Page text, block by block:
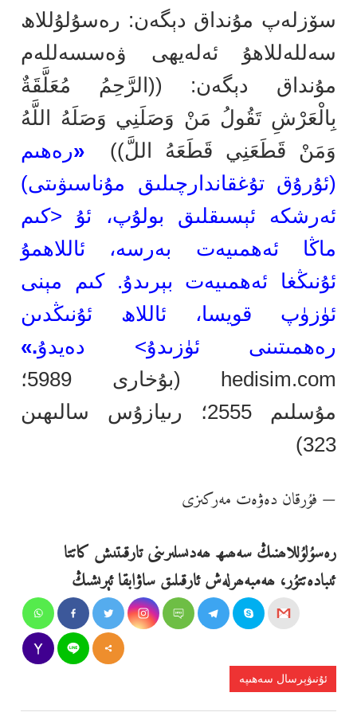
سۆزلەپ مۇنداق دېگەن: رەسۇلۇللاھ
سەللەللاھۇ ئەلەيھى ۋەسسەللەم
مۇنداق دېگەن: ((الرَّحِمُ مُعَلَّقَةٌ
بِالْعَرْشِ تَقُولُ مَنْ وَصَلَنِي وَصَلَهُ اللَّهُ
وَمَنْ قَطَعَنِي قَطَعَهُ اللَّ))
«رەھىم
(ئۇرۇق تۇغقاندارچىلىق مۇناسىۋىتى)
ئەرشكە ئېسىقلىق بولۇپ، ئۇ <كىم
ماڭا ئەھمىيەت بەرسە، ئاللاھمۇ
ئۇنىڭغا ئەھمىيەت بېرىدۇ. كىم مېنى
ئۈزۈپ قويسا، ئاللاھ ئۇنىڭدىن
رەھمىتىنى ئۈزىدۇ> دەيدۇ.»
hedisim.com (بۇخارى 5989؛
مۇسلىم 2555؛ رىيازۇس سالىھىن
323)
— فۇرقان دەۋەت مەركىزى
رەسۇلۇللاھنىڭ سەھىھ ھەدىسلىرىنى تارقىتىش كاتتا
ئىبادەتتۇر، ھەمبەھرلەش ئارقىلىق ساۋابقا ئېرىشىڭ
ئۇنىۋېرسال سەھىپە